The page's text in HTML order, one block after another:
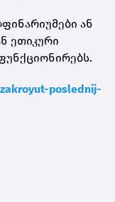
ან
ეთიკური
poslednij-